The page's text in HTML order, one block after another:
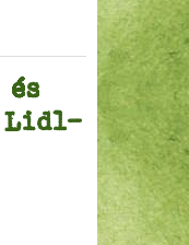
Lidl-